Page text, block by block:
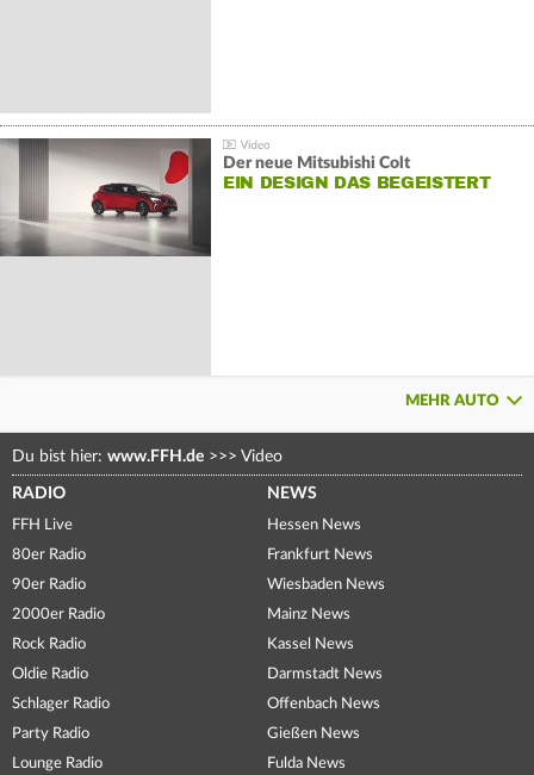
Der neue Mitsubishi Colt
EIN DESIGN DAS BEGEISTERT
MEHR AUTO
Du bist hier: www.FFH.de >>> Video
RADIO
FFH Live
80er Radio
90er Radio
2000er Radio
Rock Radio
Oldie Radio
Schlager Radio
Party Radio
Lounge Radio
NEWS
Hessen News
Frankfurt News
Wiesbaden News
Mainz News
Kassel News
Darmstadt News
Offenbach News
Gießen News
Fulda News